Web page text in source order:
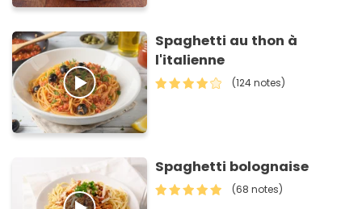
Spaghetti au thon à
l'italienne
(124 notes)
Spaghetti bolognaise
(68 notes)